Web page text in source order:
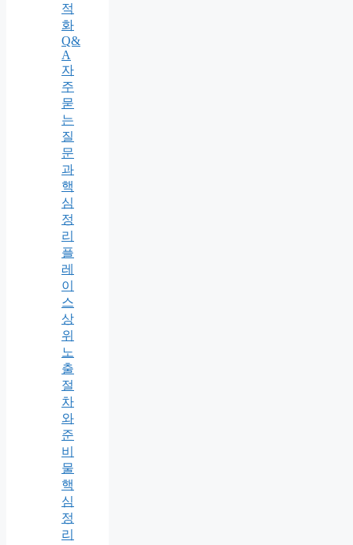
적
화
Q&
A
자
주
묻
는
질
문
과
핵
심
정
리
플
레
이
스
상
위
노
출
절
차
와
준
비
물
핵
심
정
리